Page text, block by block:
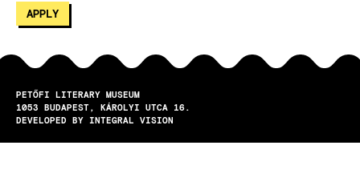
PETŐFI LITERARY MUSEUM
1053
BUDAPEST
KÁROLYI UTCA 16.
DEVELOPED BY INTEGRAL VISION